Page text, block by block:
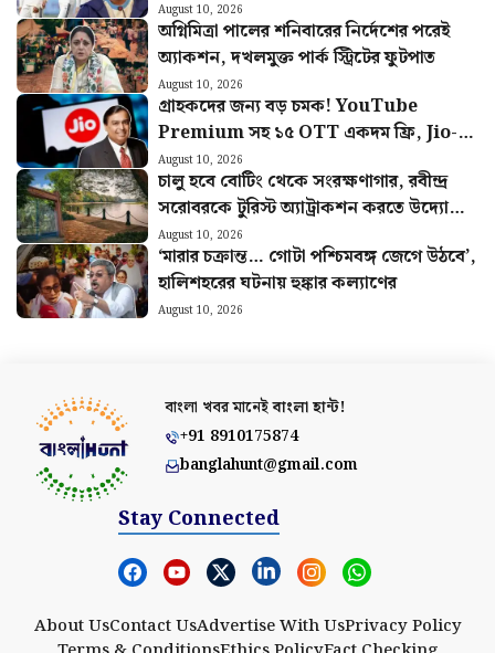
August 10, 2026
অগ্নিমিত্রা পালের শনিবারের নির্দেশের পরেই
অ্যাকশন, দখলমুক্ত পার্ক স্ট্রিটের ফুটপাত
August 10, 2026
গ্রাহকদের জন্য বড় চমক! YouTube
Premium সহ ১৫ OTT একদম ফ্রি, Jio-র
নতুন Pass-এ একগুচ্ছ সুবিধা
August 10, 2026
চালু হবে বোটিং থেকে সংরক্ষণাগার, রবীন্দ্র
সরোবরকে টুরিস্ট অ্যাট্রাকশন করতে উদ্যোগী
KMDA
August 10, 2026
‘মারার চক্রান্ত… গোটা পশ্চিমবঙ্গ জেগে উঠবে’,
হালিশহরের ঘটনায় হুঙ্কার কল্যাণের
August 10, 2026
বাংলা খবর মানেইবাংলা হান্ট!
+91 8910175874
banglahunt@gmail.com
Stay Connected
About UsContact UsAdvertise With UsPrivacy Policy